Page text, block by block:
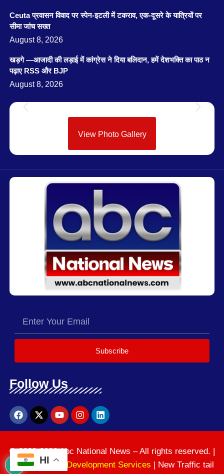
Ceuta प्रवासन विवाद पर स्पेन-इटली में टकराव, एक-दूसरे के यात्रियों पर
सीमा जांच सख्त
August 8, 2026
खड़गे —आजादी की लड़ाई में कांग्रेस ने दिया बलिदान, हमें देशभक्ति का पाठ न
पढ़ाए RSS और BJP
August 8, 2026
View Photo Gallery
Subscribe
Follow Us
© 2020-2026 Abc National News – All rights reserved. |
News Website Development Services | New Traffic tail
HI